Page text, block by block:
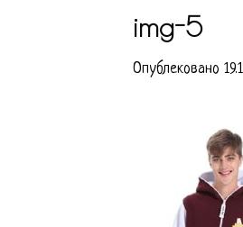
img-5
Опублековано